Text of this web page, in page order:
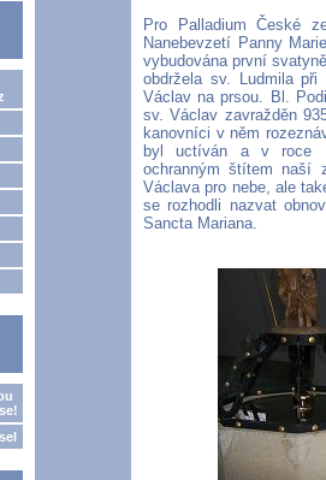
Pro Palladium České
Nanebevzetí Panny
vybudována první
obdržela sv. Ludmila
Václav na prsou. Bl.
sv. Václav zavražděn
kanovníci v něm
byl uctíván a v roce
ochranným štítem naší
Václava pro nebe, ale
se rozhodli nazvat
Sancta Mariana.